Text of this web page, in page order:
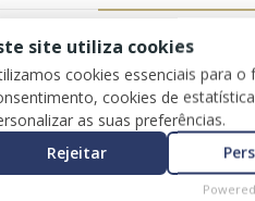
site utiliza cookies
cookies essenciais para
cookies de
as suas preferências.
Rejeitar